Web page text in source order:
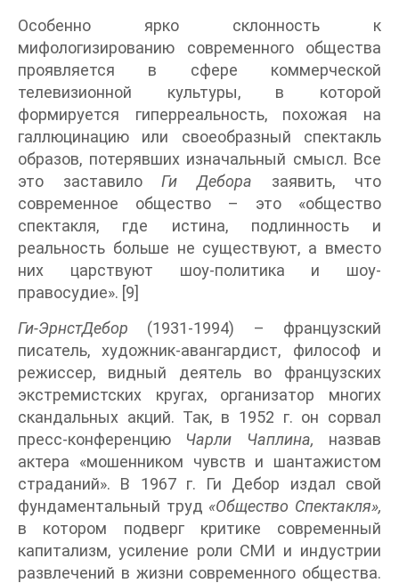
Особенно ярко склонность к
мифологизированию современного общества
проявляется в сфере коммерческой
телевизионной культуры, в которой
формируется гиперреальность, похожая на
галлюцинацию или своеобразный спектакль
образов, потерявших изначальный смысл. Все
это заставило Ги Дебора заявить, что
современное общество – это «общество
спектакля, где истина, подлинность и
реальность больше не существуют, а вместо
них царствуют шоу-политика и шоу-
правосудие». [9]
Ги-ЭрнстДебор (1931-1994) – французский
писатель, художник-авангардист, философ и
режиссер, видный деятель во французских
экстремистских кругах, организатор многих
скандальных акций. Так, в 1952 г. он сорвал
пресс-конференцию Чарли Чаплина, назвав
актера «мошенником чувств и шантажистом
страданий». В 1967 г. Ги Дебор издал свой
фундаментальный труд «Общество Спектакля»,
в котором подверг критике современный
капитализм, усиление роли СМИ и индустрии
развлечений в жизни современного общества.